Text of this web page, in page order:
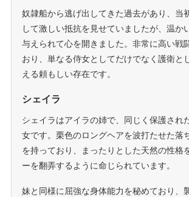
奴隷船から逃げ出してきた過去があり、当
して激しい抵抗を見せていましたが、温か
与えられて心を開きました。非常に高い戦
おり、単なる侍女としてだけでなく護衛と
える頼もしい存在です。
シェイラ
シェイラはアイラの姉で、同じく保護され
女です。栗色のロングヘアを波打たせた落
を持っており、まったりとした天然の性格
ーを翻弄するように命じられています。
妹と同様に屈強な身体能力を秘めており、